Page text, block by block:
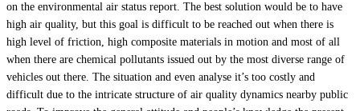
on the environmental air status report. The best solution would be to have
high air quality, but this goal is difficult to be reached out when there is
high level of friction, high composite materials in motion and most of all
when there are chemical pollutants issued out by the most diverse range of
vehicles out there. The situation and even analyse it’s too costly and
difficult due to the intricate structure of air quality dynamics nearby public